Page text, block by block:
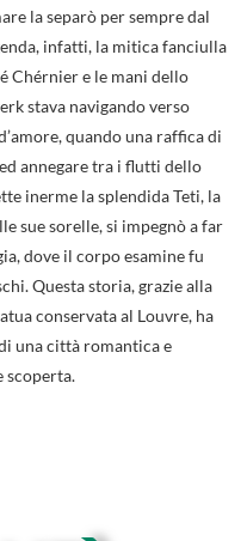
la separò per sempre dal
infatti, la mitica fanciulla
Chérnier e le mani dello
stava navigando verso
quando una raffica di
annegare tra i flutti dello
inerme la splendida Teti, la
sue sorelle, si impegnò a far
dove il corpo esamine fu
Questa storia, grazie alla
conservata al Louvre, ha
una città romantica e
scoperta.